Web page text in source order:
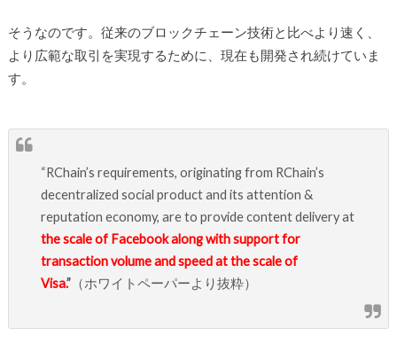
そうなのです。従来のブロックチェーン技術と比べより速く、
より広範な取引を実現するために、現在も開発され続けていま
す。
“RChain’s requirements, originating from RChain’s
decentralized social product and its attention &
reputation economy, are to provide content delivery at
the scale of Facebook along with support for
transaction volume and speed at the scale of
Visa.” （ホワイトペーパーより抜粋）